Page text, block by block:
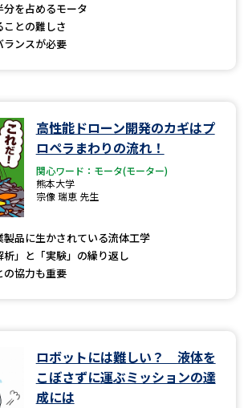
を占めるモータ
との難しさ
ランスが必要
高性能ドローン開発のカギはプ
ロペラまわりの流れ！
関心ワード：モータ(モーター)
熊本大学
宗像 瑞恵 先生
製品に生かされている流体工学
析」と「実験」の繰り返し
の協力も重要
ロボットには難しい？ 液体を
こぼさずに運ぶミッションの達
成には